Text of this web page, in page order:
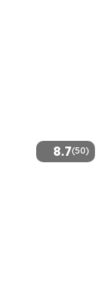
8.7(50)